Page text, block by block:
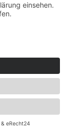
Praxen in
/
Cookie-